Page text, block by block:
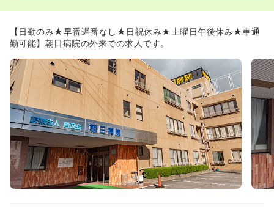
により納得感をもって勤務いただくことが可能です！
◆病棟がワンフロアでコンパクトな構造になっているた
め、患者様・スタッフ間の笑い声なども聞こえ、和気あい
あいとした職場環境です。
◆病院全体の職種間も非常に協力的で明るく、活気のある
チームワークがとれております。
◆開院当初より「お互いさま」の精神が職場の中で根付い
ており、日中の業務中も笑顔の多く見られる職場となって
おります。
◆20歳から60代と幅広い年齢層の看護師様が在籍してい
るため、既卒の看護師様も馴染みやすく、業務の質問など
も円滑に行うことのできる環境です。
◆ブランクのある方に対しても、先輩の方から積極的に声
がけする風土が形成されております。
【日勤のみ★早番遅番なし★日祝休み★土曜日午後休み★車通
勤可能】朝日病院の外来での求人です。